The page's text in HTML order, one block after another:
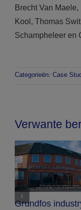
Brecht Van
Kool, Thomas
Schampheleer en
Categorieën: Case
Verwante
Grundfos